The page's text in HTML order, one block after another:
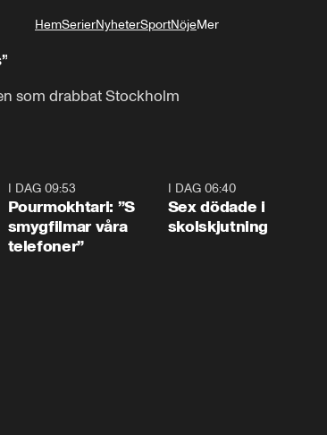
HemSerierNyheterSportNöjeMer
som drabbat Stockholm
I DAG 09:53
Pourmokhtari: ”S
smygfilmar våra
telefoner”
I DAG 06:40
Sex dödade i
skolskjutning